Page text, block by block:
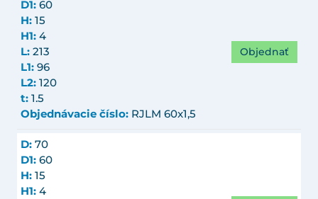
D1: 60
H: 15
H1: 4
L: 213
L1: 96
L2: 120
t: 1.5
Objednávacie číslo: RJLM 60x1,5
Objednať
D: 70
D1: 60
H: 15
H1: 4